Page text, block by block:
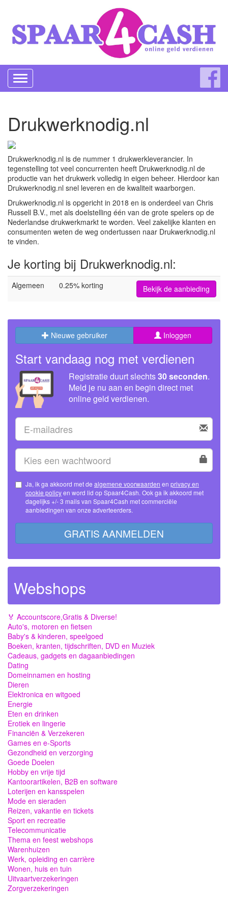
Toggle
navigation
Drukwerknodig.nl
Drukwerknodig.nl is de nummer 1 drukwerkleverancier. In
tegenstelling tot veel concurrenten heeft Drukwerknodig.nl de
productie van het drukwerk volledig in eigen beheer. Hierdoor kan
Drukwerknodig.nl snel leveren en de kwaliteit waarborgen.
Drukwerknodig.nl is opgericht in 2018 en is onderdeel van Chris
Russell B.V., met als doelstelling één van de grote spelers op de
Nederlandse drukwerkmarkt te worden. Veel zakelijke klanten en
consumenten weten de weg ondertussen naar Drukwerknodig.nl
te vinden.
Je korting bij Drukwerknodig.nl:
Algemeen 0.25% korting Bekijk de aanbieding
Nieuwe gebruiker Inloggen
Start vandaag nog met verdienen
Registratie duurt slechts30 seconden.
Meld je nu aan en begin direct met
online geld verdienen.
Ja, ik ga akkoord met de algemene voorwaarden en privacy en
cookie policy
dagelijks +/- 3 mails van Spaar4Cash met commerciële
aanbiedingen van onze adverteerders.
GRATIS AANMELDEN
Webshops
🏅 Accountscore,Gratis & Diverse!
Auto's, motoren en fietsen
Baby's & kinderen, speelgoed
Boeken, kranten, tijdschriften, DVD en Muziek
Cadeaus, gadgets en dagaanbiedingen
Dating
Domeinnamen en hosting
Dieren
Elektronica en witgoed
Energie
Eten en drinken
Erotiek en lingerie
Financiën & Verzekeren
Games en e-Sports
Gezondheid en verzorging
Goede Doelen
Hobby en vrije tijd
Kantoorartikelen, B2B en software
Loterijen en kansspelen
Mode en sieraden
Reizen, vakantie en tickets
Sport en recreatie
Telecommunicatie
Thema en feest webshops
Warenhuizen
Werk, opleiding en carrière
Wonen, huis en tuin
Uitvaartverzekeringen
Zorgverzekeringen